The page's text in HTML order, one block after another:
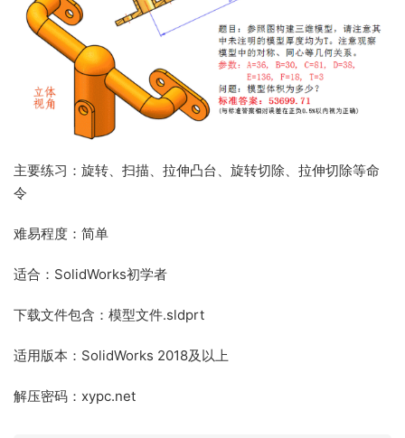
主要练习：旋转、扫描、拉伸凸台、旋转切除、拉伸切除等命
令
难易程度：简单
适合：SolidWorks初学者
下载文件包含：模型文件.sldprt
适用版本：SolidWorks 2018及以上
解压密码：xypc.net